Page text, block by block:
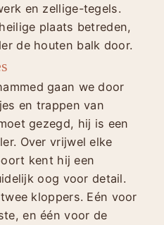
en zellige-tegels.
plaats betreden,
de houten balk door.
gaan we door
en trappen van
gezegd, hij is een
Over vrijwel elke
kent hij een
oog voor detail.
kloppers. Eén voor
en één voor de